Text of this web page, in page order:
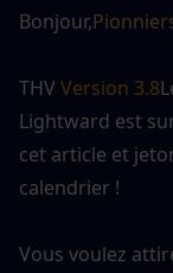
Bonjour,
THV Version 3.8
Lightward est
cet article et
calendrier !
Vous voulez